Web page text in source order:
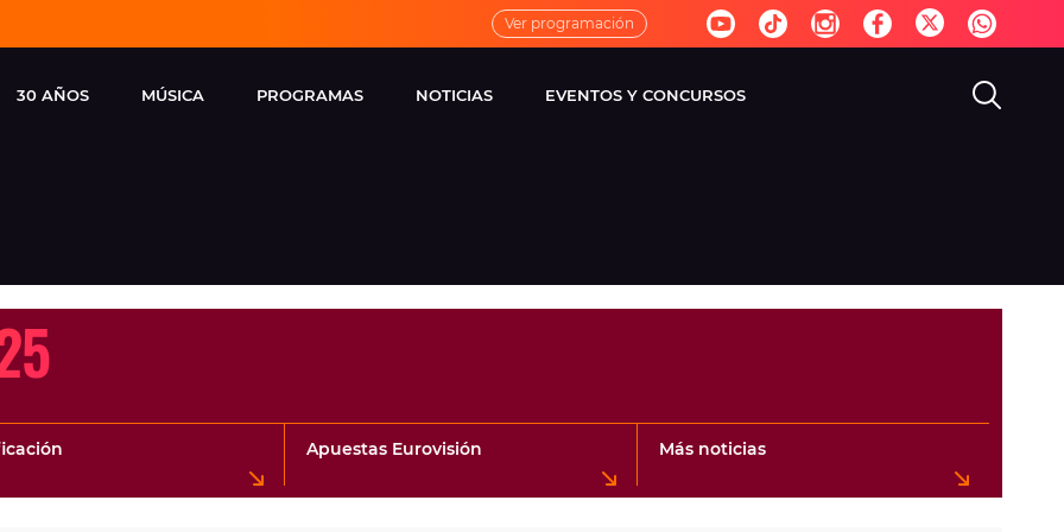
Ver programación
30 AÑOS
CONCIERTOS
REMEMBER EUROPA
MÚSICA
LOCUTORES EUROPA
PROGRAMAS
VIRALES
NOTICIAS EVENTOS Y CONCURSOS
Apuestas Eurovisión Más noticias